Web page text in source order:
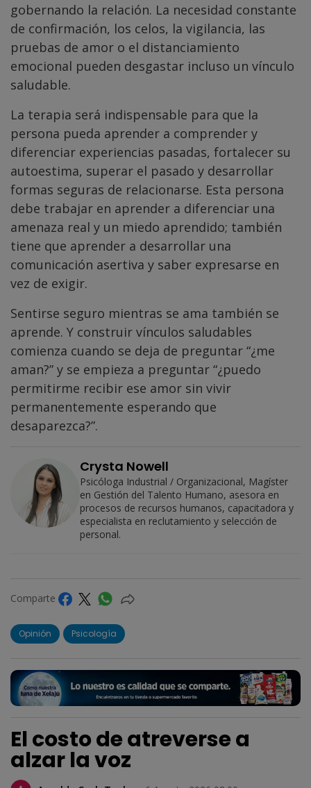
gobernando la relación. La necesidad constante
de confirmación, los celos, la vigilancia, las
pruebas de amor o el distanciamiento
emocional pueden desgastar incluso un vínculo
saludable.
La terapia será indispensable para que la
persona pueda aprender a comprender y
diferenciar experiencias pasadas, fortalecer su
autoestima, superar el pasado y desarrollar
formas seguras de relacionarse. Esta persona
debe trabajar en aprender a diferenciar una
amenaza real y un miedo aprendido; también
tiene que aprender a desarrollar una
comunicación asertiva y saber expresarse en
vez de exigir.
Sentirse seguro mientras se ama también se
aprende. Y construir vínculos saludables
comienza cuando se deja de preguntar “¿me
aman?” y se empieza a preguntar “¿puedo
permitirme recibir ese amor sin vivir
permanentemente esperando que
desaparezca?”.
Crysta Nowell
Psicóloga Industrial / Organizacional, Magíster
en Gestión del Talento Humano, asesora en
procesos de recursos humanos, capacitadora y
especialista en reclutamiento y selección de
personal.
Comparte
Opinión Psicología
El costo de atreverse a
alzar la voz